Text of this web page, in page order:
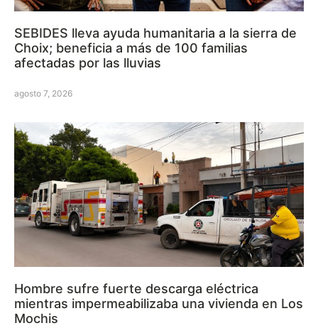
SEBIDES lleva ayuda humanitaria a la sierra de
Choix; beneficia a más de 100 familias
afectadas por las lluvias
agosto 7, 2026
Hombre sufre fuerte descarga eléctrica
mientras impermeabilizaba una vivienda en Los
Mochis